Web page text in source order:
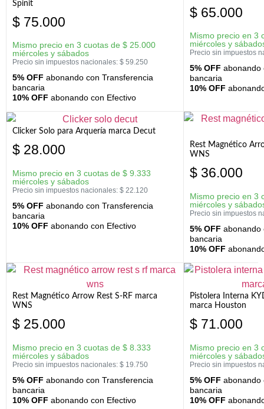
Spinit
$ 75.000
Mismo precio en 3 cuotas de $ 25.000
miércoles y sábados
Precio sin impuestos nacionales: $ 59.250
5% OFF abonando con Transferencia
bancaria
10% OFF abonando con Efectivo
$ 65.000
Mismo precio en 3
miércoles y
Precio sin impuestos
5% OFF abonando
bancaria
10% OFF
Clicker Solo para Arquería marca Decut
$ 28.000
Mismo precio en 3 cuotas de $ 9.333
miércoles y sábados
Precio sin impuestos nacionales: $ 22.120
5% OFF abonando con Transferencia
bancaria
10% OFF abonando con Efectivo
Rest Magnético
WNS
$ 36.000
Mismo precio en 3
miércoles y
Precio sin impuestos
5% OFF abonando
bancaria
10% OFF
Rest Magnético Arrow Rest S-RF marca
WNS
$ 25.000
Mismo precio en 3 cuotas de $ 8.333
miércoles y sábados
Precio sin impuestos nacionales: $ 19.750
5% OFF abonando con Transferencia
bancaria
10% OFF abonando con Efectivo
Pistolera Interna
marca Houston
$ 71.000
Mismo precio en 3
miércoles y
Precio sin impuestos
5% OFF abonando
bancaria
10% OFF